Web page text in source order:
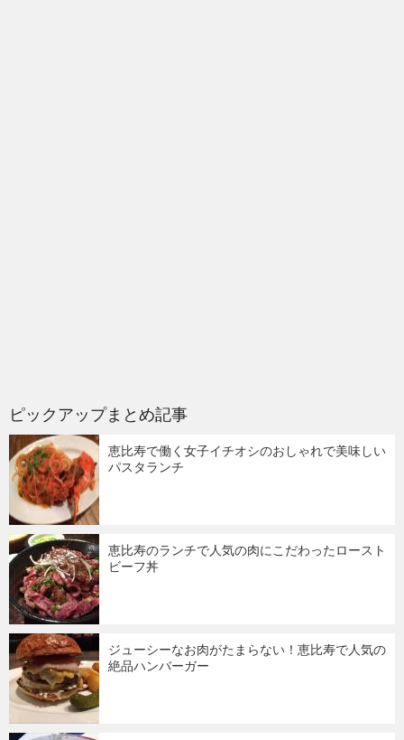
ピックアップまとめ記事
恵比寿で働く女子イチオシのおしゃれで美味しい
パスタランチ
恵比寿のランチで人気の肉にこだわったロースト
ビーフ丼
ジューシーなお肉がたまらない！恵比寿で人気の
絶品ハンバーガー